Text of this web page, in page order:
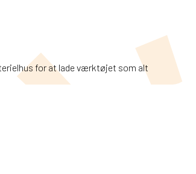
for at lade værktøjet som alt